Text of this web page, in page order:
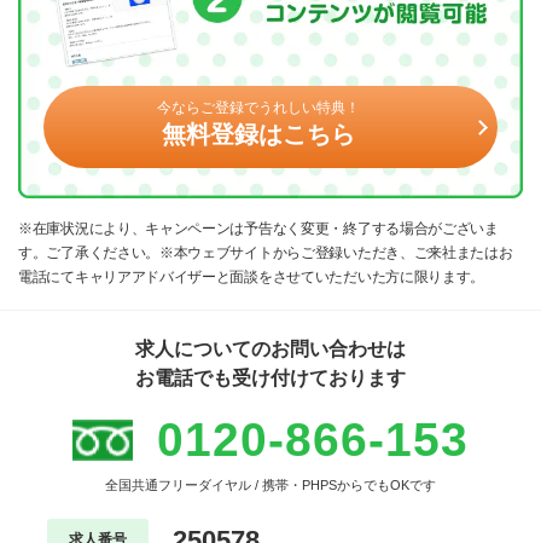
今ならご登録でうれしい特典！
無料登録はこちら
※在庫状況により、キャンペーンは予告なく変更・終了する場合がございま
す。ご了承ください。※本ウェブサイトからご登録いただき、ご来社またはお
電話にてキャリアアドバイザーと面談をさせていただいた方に限ります。
求人についてのお問い合わせは
お電話でも受け付けております
0120-866-153
全国共通フリーダイヤル / 携帯・PHPSからでもOKです